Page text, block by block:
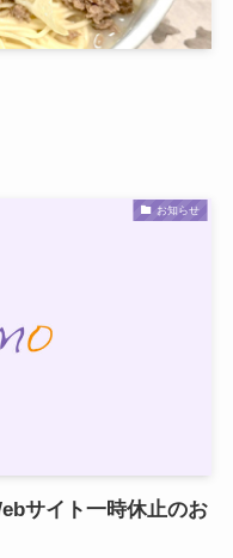
お知らせ
サイト一時休止のお